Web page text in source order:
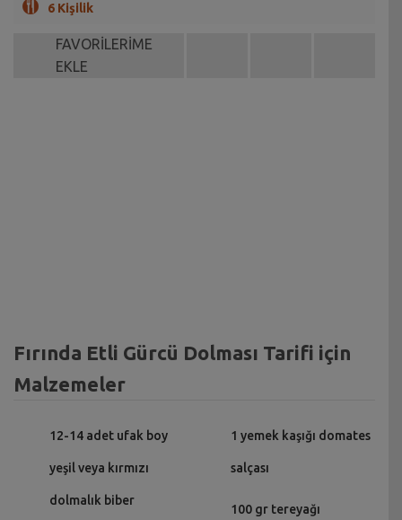
6 Kişilik
FAVORİLERİME
EKLE
Fırında Etli Gürcü Dolması Tarifi için
Malzemeler
12-14 adet ufak boy
yeşil veya kırmızı
dolmalık biber
1 yemek kaşığı domates
salçası
100 gr tereyağı